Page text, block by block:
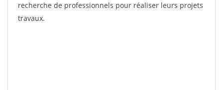
recherche de professionnels pour réaliser leurs projets
travaux.